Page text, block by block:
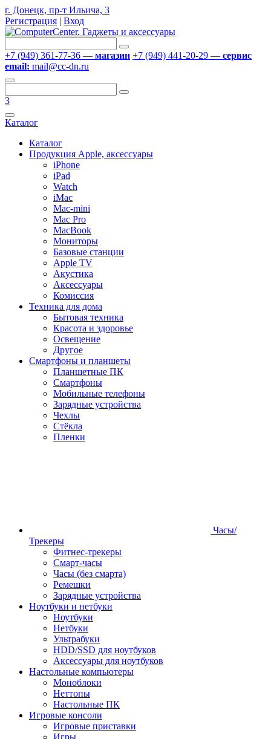
г. Донецк, пр-т Ильича, 3
Регистрация | Вход
+7 (949) 361-77-36 — магазин +7 (949) 441-20-29 — сервис
email: mail@cc-dn.ru
3
Каталог
Каталог
Продукция Apple, аксессуары
iPhone
iPad
Watch
iMac
Mac-mini
Mac Pro
MacBook
Мониторы
Базовые станции
Apple TV
Акустика
Аксессуары
Комиссия
Техника для дома
Бытовая техника
Красота и здоровье
Освещение
Другое
Смартфоны и планшеты
Планшетные ПК
Смартфоны
Мобильные телефоны
Зарядные устройства
Чехлы
Стёкла
Пленки
Часы/
Трекеры
Фитнес-трекеры
Смарт-часы
Часы (без смарта)
Ремешки
Зарядные устройства
Ноутбуки и нетбуки
Ноутбуки
Нетбуки
Ультрабуки
HDD/SSD для ноутбуков
Аксессуары для ноутбуков
Настольные компьютеры
Моноблоки
Неттопы
Настольные ПК
Игровые консоли
Игровые приставки
Игры